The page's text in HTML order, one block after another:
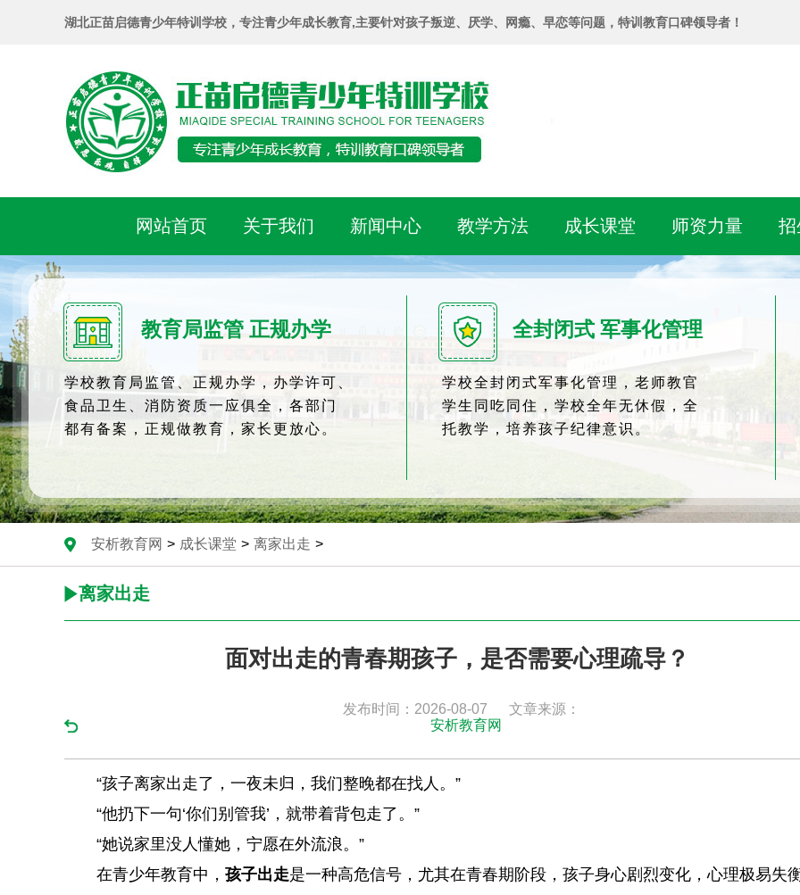
湖北正苗启德青少年特训学校，专注青少年成长教育,主要针对孩子叛逆、厌学、网瘾、早恋等问题，特训教育口碑领导者！
网站首页 关于我们 新闻中心 教学方法 成长课堂 师资力量 招
教育局监管 正规办学
学校教育局监管、正规办学，办学许可、
食品卫生、消防资质一应俱全，各部门
都有备案，正规做教育，家长更放心。
全封闭式 军事化管理
学校全封闭式军事化管理，老师教官
学生同吃同住，学校全年无休假，全
托教学，培养孩子纪律意识。
安析教育网 > 成长课堂 > 离家出走 >
离家出走
面对出走的青春期孩子，是否需要心理疏导？
发布时间：2026-08-07
文章来源：
安析教育网
“孩子离家出走了，一夜未归，我们整晚都在找人。”
“他扔下一句‘你们别管我’，就带着背包走了。”
“她说家里没人懂她，宁愿在外流浪。”
在青少年教育中， 孩子出走是一种高危信号，尤其在青春期阶段，孩子身心剧烈变化，心理极易失